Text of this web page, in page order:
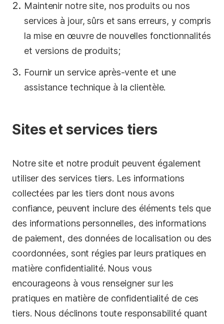
Maintenir notre site, nos produits ou nos
services à jour, sûrs et sans erreurs, y compris
la mise en œuvre de nouvelles fonctionnalités
et versions de produits;
Fournir un service après-vente et une
assistance technique à la clientèle.
Sites et services tiers
Notre site et notre produit peuvent également
utiliser des services tiers. Les informations
collectées par les tiers dont nous avons
confiance, peuvent inclure des éléments tels que
des informations personnelles, des informations
de paiement, des données de localisation ou des
coordonnées, sont régies par leurs pratiques en
matière confidentialité. Nous vous
encourageons à vous renseigner sur les
pratiques en matière de confidentialité de ces
tiers. Nous déclinons toute responsabilité quant